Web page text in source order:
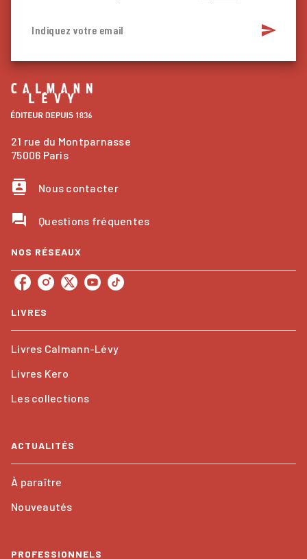
Indiquez votre email send
21 rue du Montparnasse
75006 Paris
contacts Nous contacter
question_answer Questions fréquentes
NOS RÉSEAUX
LIVRES
Livres Calmann-Lévy
Livres Kero
Les collections
ACTUALITÉS
À paraître
Nouveautés
PROFESSIONNELS